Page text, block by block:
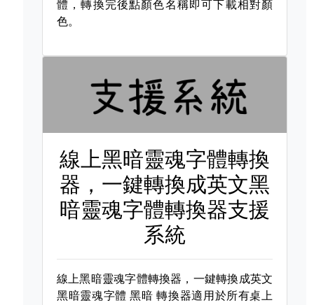
體，轉換完後點顏色名稱即可下載相對顏
色。
線上黑暗靈魂字體轉換
器，一鍵轉換成英文黑
暗靈魂字體轉換器支援
系統
線上黑暗靈魂字體轉換器，一鍵轉換成英文
黑暗靈魂字體黑暗 轉換器適用於所有桌上